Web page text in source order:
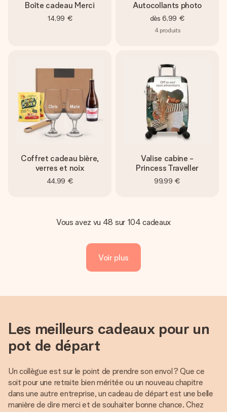
Boîte cadeau Merci
14,99 €
Autocollants photo
dès 6,99 €
4 produits
Coffret cadeau bière,
verres et noix
44,99 €
Valise cabine -
Princess Traveller
99,99 €
Vous avez vu 48 sur 104 cadeaux
Voir plus
Les meilleurs cadeaux pour un
pot de départ
Un collègue est sur le point de prendre son envol ? Que ce
soit pour une retraite bien méritée ou un nouveau chapitre
dans une autre entreprise, un cadeau de départ est une belle
manière de dire merci et de souhaiter bonne chance. Chez